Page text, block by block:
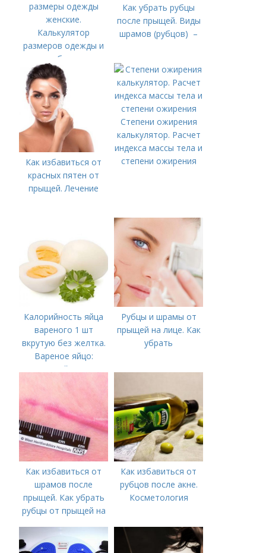
размеры одежды
женские.
Калькулятор
размеров одежды и
обуви
Как убрать рубцы
после прыщей. Виды
шрамов (рубцов) –
Как избавиться от
красных пятен от
прыщей. Лечение
Степени ожирения
калькулятор. Расчет
индекса массы тела и
степени ожирения
Калорийность яйца
вареного 1 шт
вкрутую без желтка.
Вареное яйцо:
калорийность
Рубцы и шрамы от
прыщей на лице. Как
убрать
Как избавиться от
шрамов после
прыщей. Как убрать
рубцы от прыщей на
Как избавиться от
рубцов после акне.
Косметология